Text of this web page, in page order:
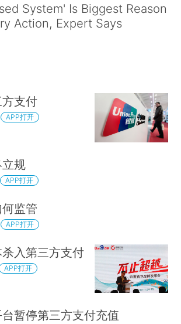
System' Is Biggest Reason
Action, Expert Says
支付
APP打开
规
APP打开
监管
APP打开
入第三方支付
APP打开
暂停第三方支付充值